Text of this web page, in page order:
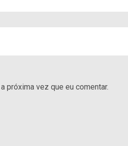
próxima vez que eu comentar.